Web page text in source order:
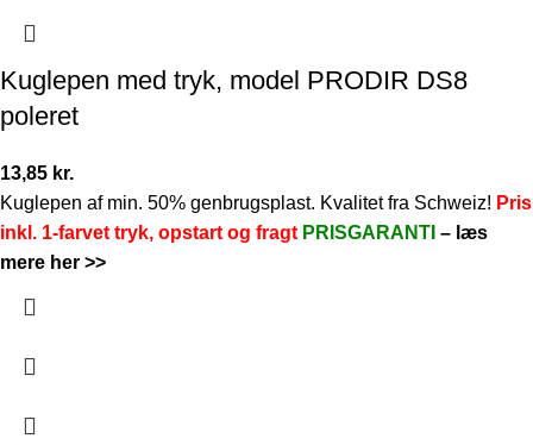
Kuglepen med tryk, model PRODIR DS8
poleret
13,85 kr.
Kuglepen af min. 50% genbrugsplast. Kvalitet fra Schweiz! Pris
inkl. 1-farvet tryk, opstart og fragt PRISGARANTI – læs
mere her >>